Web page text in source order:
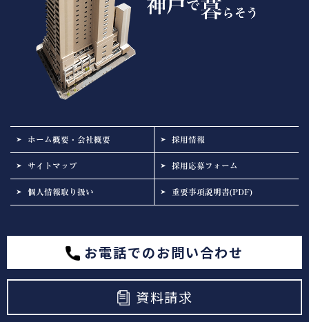
ホーム概要・会社概要 採用情報
サイトマップ 採用応募フォーム
個人情報取り扱い 重要事項説明書(PDF)
お電話でのお問い合わせ
資料請求